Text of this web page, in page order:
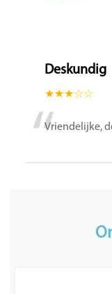
Deskundig
★★★☆☆
“Vriendelijke,